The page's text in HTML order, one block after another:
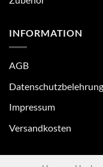
INFORMATION
AGB
Datenschutzbelehrung
Impressum
Versandkosten